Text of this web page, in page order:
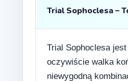
Trial Sophoclesa –
Trial Sophoclesa
oczywiście walka
niewygodną